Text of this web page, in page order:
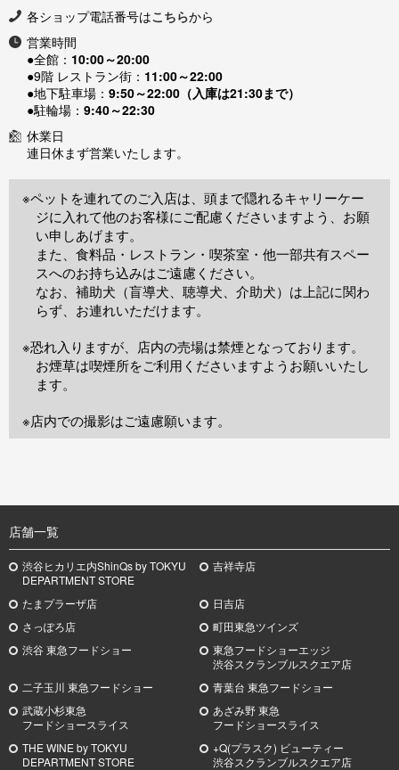
各ショップ電話番号はこちらから
営業時間
●全館： 10:00～20:00
●9階 レストラン街： 11:00～22:00
●地下駐車場： 9:50～22:00（入庫は21:30まで）
●駐輪場： 9:40～22:30
休業日
連日休まず営業いたします。
※ペットを連れてのご入店は、頭まで隠れるキャリーケー
ジに入れて他のお客様にご配慮くださいますよう、お願
い申しあげます。
また、食料品・レストラン・喫茶室・他一部共有スペー
スへのお持ち込みはご遠慮ください。
なお、補助犬（盲導犬、聴導犬、介助犬）は上記に関わ
らず、お連れいただけます。
※恐れ入りますが、店内の売場は禁煙となっております。
お煙草は喫煙所をご利用くださいますようお願いいたし
ます。
※店内での撮影はご遠慮願います。
店舗一覧
渋谷ヒカリエ内ShinQs by TOKYU
DEPARTMENT STORE
吉祥寺店
たまプラーザ店
日吉店
さっぽろ店
町田東急ツインズ
渋谷 東急フードショー
東急フードショーエッジ
渋谷スクランブルスクエア店
二子玉川 東急フードショー
青葉台 東急フードショー
武蔵小杉東急
フードショースライス
あざみ野東急
フードショースライス
THE WINE by TOKYU
DEPARTMENT STORE
+Q(プラスク) ビューティー
渋谷スクランブルスクエア店